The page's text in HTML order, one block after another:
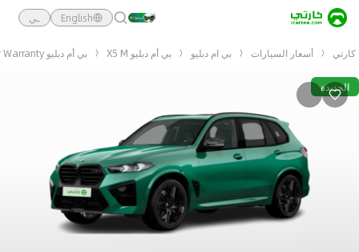
English ـي
كارتي أسعار السيارات بي ام دبليو بي أم دبليو X5 M بي أم دبليو X5 M 50i - GCC Under Warranty
الجديدة